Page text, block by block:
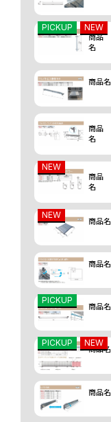
PICKUP NEW
商品
名
商品名
商品
名
NEW
商品
名
NEW
商品名
商品名
PICKUP
商品名
PICKUP NEW
商品名
商品名